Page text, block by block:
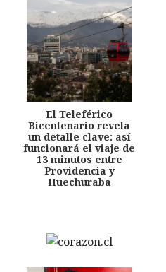
El Teleférico
Bicentenario revela
un detalle clave: así
funcionará el viaje de
13 minutos entre
Providencia y
Huechuraba